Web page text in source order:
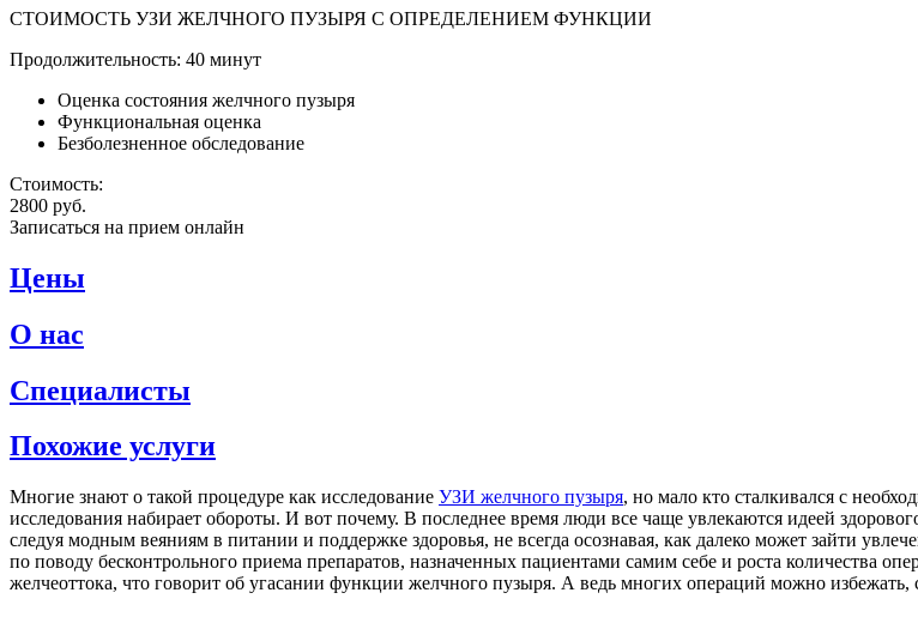
СТОИМОСТЬ УЗИ ЖЕЛЧНОГО ПУЗЫРЯ С ОПРЕДЕЛЕНИЕМ ФУНКЦИИ
Продолжительность: 40 минут
Оценка состояния желчного пузыря
Функциональная оценка
Безболезненное обследование
Стоимость:
2800 руб.
Записаться на прием онлайн
Цены
О нас
Специалисты
Похожие услуги
Многие знают о такой процедуре как исследование УЗИ желчного пузыря, но мало кто сталкивался с
исследования набирает обороты. И вот почему. В последнее время люди все чаще увлекаются идеей
следуя модным веяниям в питании и поддержке здоровья, не всегда осознавая, как далеко может зайти
по поводу бесконтрольного приема препаратов, назначенных пациентами самим себе и роста количества
желчеоттока, что говорит об угасании функции желчного пузыря. А ведь многих операций можно избежать,